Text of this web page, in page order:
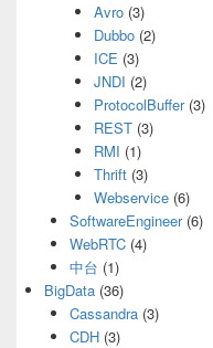
Avro (3)
Dubbo (2)
ICE (3)
JNDI (2)
ProtocolBuffer(3)
REST (3)
RMI (1)
Thrift (3)
Webservice (6)
SoftwareEngineer(6)
WebRTC(4)
中台 (1)
BigData (36)
Cassandra(3)
CDH(3)